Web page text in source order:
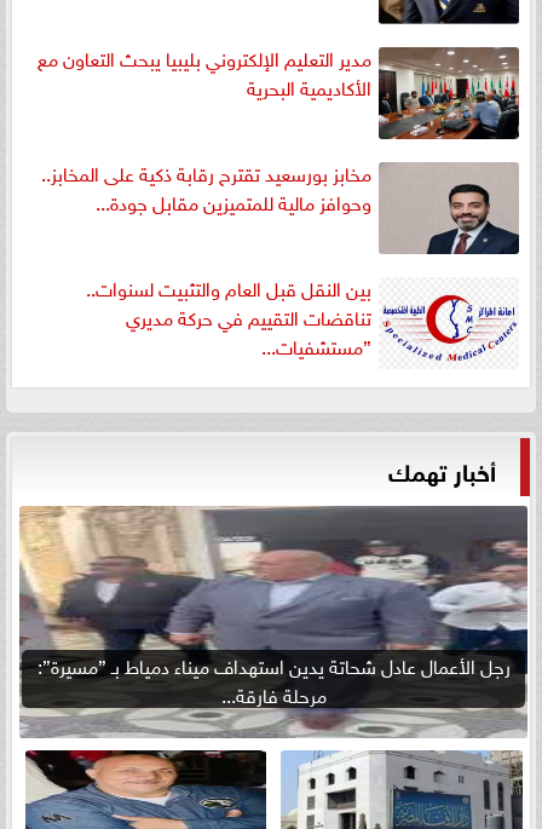
مدير التعليم الإلكتروني بليبيا يبحث التعاون مع
الأكاديمية البحرية
مخابز بورسعيد تقترح رقابة ذكية على المخابز..
وحوافز مالية للمتميزين مقابل جودة...
بين النقل قبل العام والتثبيت لسنوات..
تناقضات التقييم في حركة مديري
”مستشفيات...
أخبار تهمك
رجل الأعمال عادل شحاتة يدين استهداف ميناء دمياط بـ ”مسيرة”:
مرحلة فارقة...